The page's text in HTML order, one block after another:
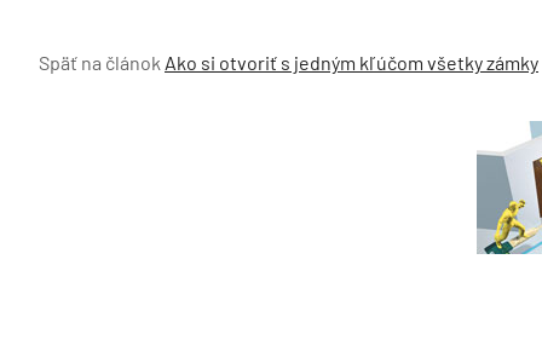
Späť na článok Ako si otvoriť s jedným kľúčom všetky zámky